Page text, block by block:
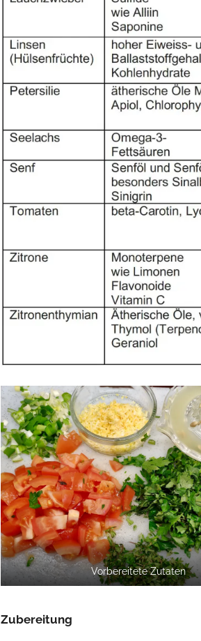
Vorbereitete Zutaten
Zubereitung